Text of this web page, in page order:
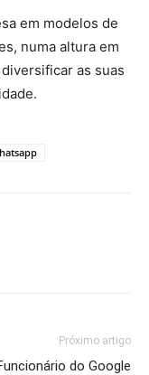
em modelos de
numa altura em
as suas
Próximo artigo
do Google